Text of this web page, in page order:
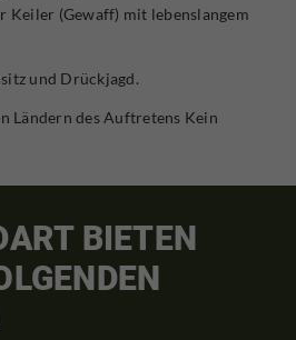
Keiler (Gewaff) mit lebenslangem
und Drückjagd.
Ländern des Auftretens Kein
BIETEN